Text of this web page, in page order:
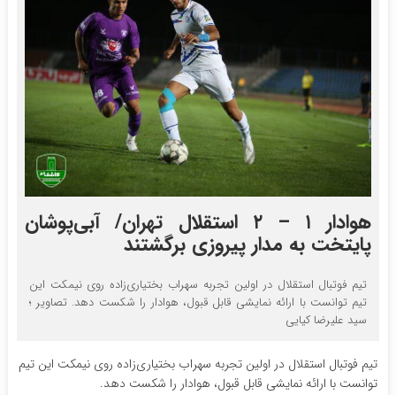
هوادار ۱ – ۲ استقلال تهران/ آبی‌پوشان
پایتخت به مدار پیروزی برگشتند
تیم فوتبال استقلال در اولین تجربه سهراب بختیاری‌زاده روی نیمکت این
تیم توانست با ارائه نمایشی قابل قبول، هوادار را شکست دهد. تصاویر ؛
سید علیرضا کیایی
تیم فوتبال استقلال در اولین تجربه سهراب بختیاری‌زاده روی نیمکت این تیم
توانست با ارائه نمایشی قابل قبول، هوادار را شکست دهد.